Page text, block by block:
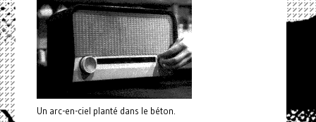
Un arc-en-ciel planté dans le béton.